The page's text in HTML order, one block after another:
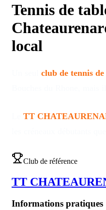
Tennis de
local
club de tennis
TT
Club de référence
TT
Informations pratiques